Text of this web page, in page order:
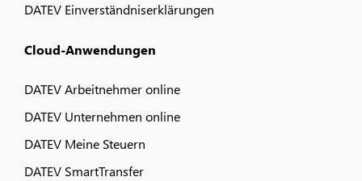
DATEV Einverständniserklärungen
Cloud-Anwendungen
DATEV Arbeitnehmer online
DATEV Unternehmen online
DATEV Meine Steuern
DATEV SmartTransfer